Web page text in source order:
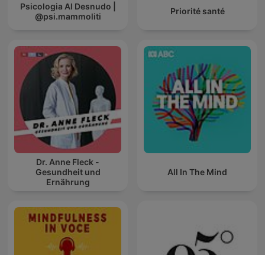
Psicologia Al Desnudo |
@psi.mammoliti
Priorité santé
Dr. Anne Fleck -
Gesundheit und
Ernährung
All In The Mind